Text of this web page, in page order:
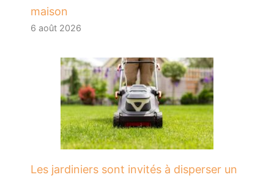
maison
6 août 2026
Les jardiniers sont invités à disperser un